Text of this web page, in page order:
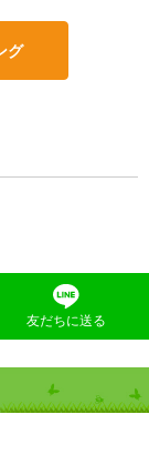
グ
友だちに送る